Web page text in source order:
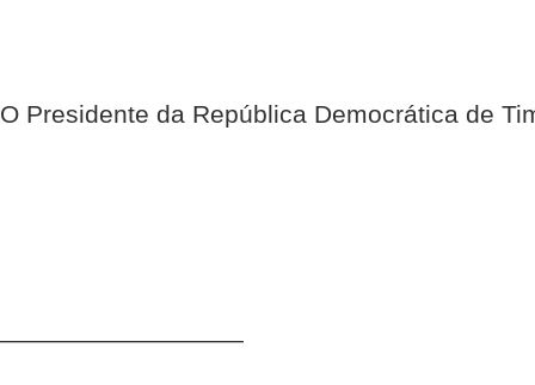
O Presidente da República Democrática de